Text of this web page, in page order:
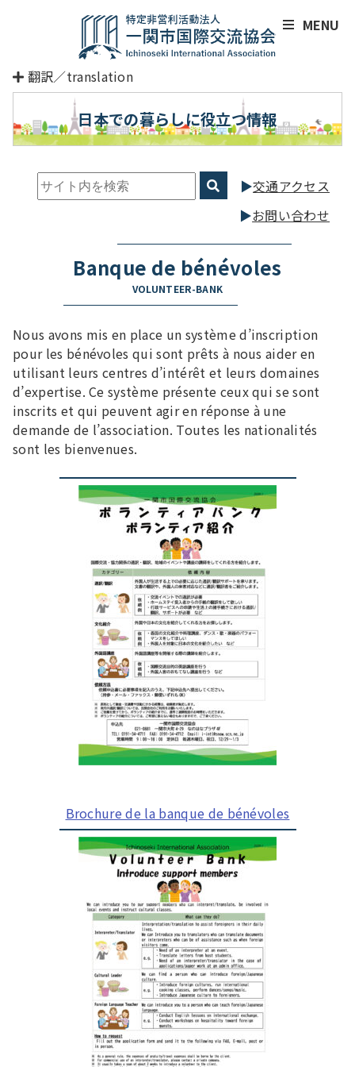
翻訳／translation
日本での暮らしに役立つ情報
交通アクセス
お問い合わせ
MENU
Banque de bénévoles
VOLUNTEER-BANK
Nous avons mis en place un système d’inscription
pour les bénévoles qui sont prêts à nous aider en
utilisant leurs centres d’intérêt et leurs domaines
d’expertise. Ce système présente ceux qui se sont
inscrits et qui peuvent agir en réponse à une
demande de l’association. Toutes les nationalités
sont les bienvenues.
Brochure de la banque de bénévoles